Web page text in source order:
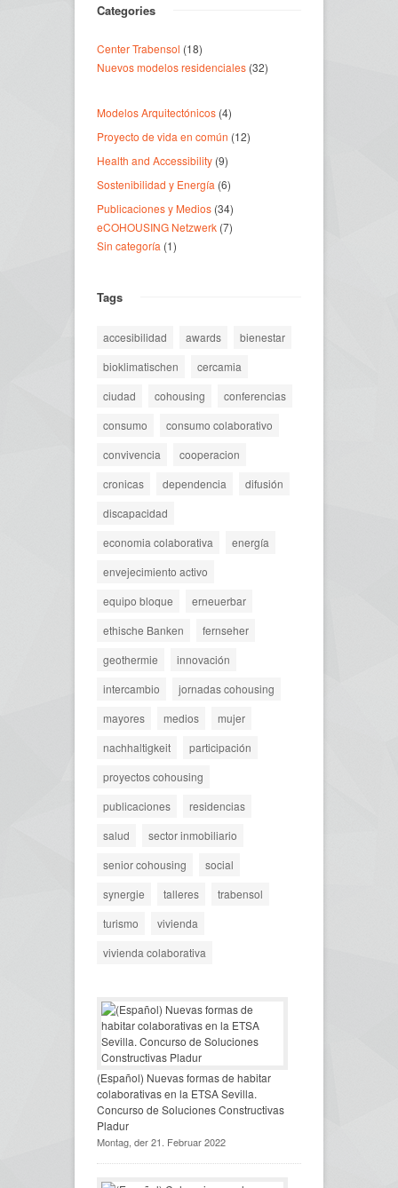
Categories
Center Trabensol (18)
Nuevos modelos residenciales (32)
Modelos Arquitectónicos (4)
Proyecto de vida en común (12)
Health and Accessibility (9)
Sostenibilidad y Energía (6)
Publicaciones y Medios (34)
eCOHOUSING Netzwerk (7)
Sin categoría (1)
Tags
accesibilidad awards
bienestar
bioklimatischen
cercamia
ciudad
cohousing
conferencias
consumo
consumo colaborativo
convivencia
cooperacion
cronicas
dependencia
difusión
discapacidad
economia colaborativa
energía
envejecimiento activo
equipo bloque
erneuerbar
ethische Banken
fernseher
geothermie
innovación
intercambio
jornadas cohousing
mayores
medios
mujer
nachhaltigkeit
participación
proyectos cohousing
publicaciones
residencias
salud
sector inmobiliario
senior cohousing
social
synergie
talleres
trabensol
turismo
vivienda
vivienda colaborativa
(Español) Nuevas formas de habitar
colaborativas en la ETSA Sevilla.
Concurso de Soluciones Constructivas
Pladur
Montag, der 21. Februar 2022